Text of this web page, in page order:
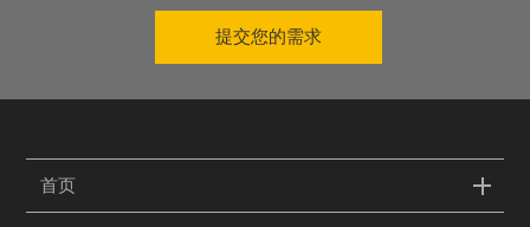
提交您的需求
首页